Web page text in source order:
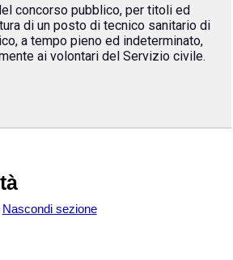
concorso pubblico, per titoli ed
di un posto di tecnico sanitario di
a tempo pieno ed indeterminato,
ai volontari del Servizio civile.
Nascondi sezione